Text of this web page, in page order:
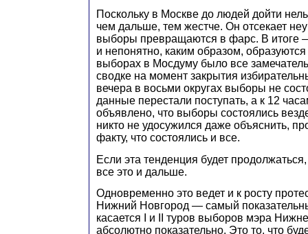
Поскольку в Москве до людей дойти
чем дальше, тем жестче. Он отсекает
выборы превращаются в фарс. В итоге
и непонятно, каким образом,
выборах в Мосдуму было все
сводке на момент закрытия
вечера в восьми округах выборы не
данные перестали поступать, а к 12
объявлено, что выборы состоялись
никто не удосужился даже объяснить,
факту, что состоялись и все.
Если эта тенденция будет
все это и дальше.
Одновременно это ведет и к росту
Нижний Новгород — самый
касается I и II туров выборов мэра
абсолютно показательно. Это то, что